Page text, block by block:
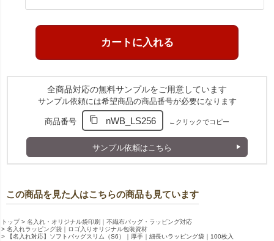
全商品対応の無料サンプルをご用意しています
サンプル依頼には希望商品の商品番号が必要になります
商品番号 nWB_LS256 ←クリックでコピー
サンプル依頼はこちら
この商品を見た人はこちらの商品も見ています
トップ
名入れ・オリジナル袋印刷｜不織布バッグ・ラッピング対応
名入れラッピング袋｜ロゴ入りオリジナル包装資材
【名入れ対応】ソフトバッグスリム（S6）｜厚手｜細長いラッピング袋｜100枚入